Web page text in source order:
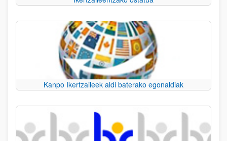
Kanpo Ikertzaileek aldi baterako egonaldiak